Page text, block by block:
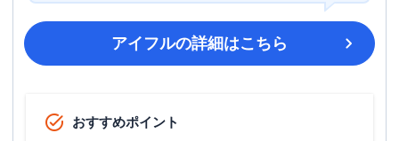
アイフルの詳細はこちら
おすすめポイント